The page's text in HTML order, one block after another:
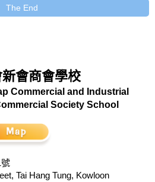
The End
會商會學校
Commercial and Industrial
Society School
Tai Hang Tung, Kowloon